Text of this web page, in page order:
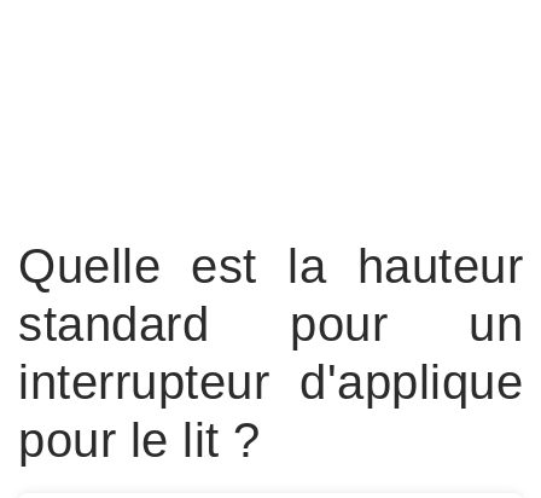
Quelle est la hauteur
standard pour un
interrupteur d'applique
pour le lit ?